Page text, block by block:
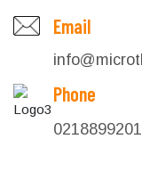
Email
Phone